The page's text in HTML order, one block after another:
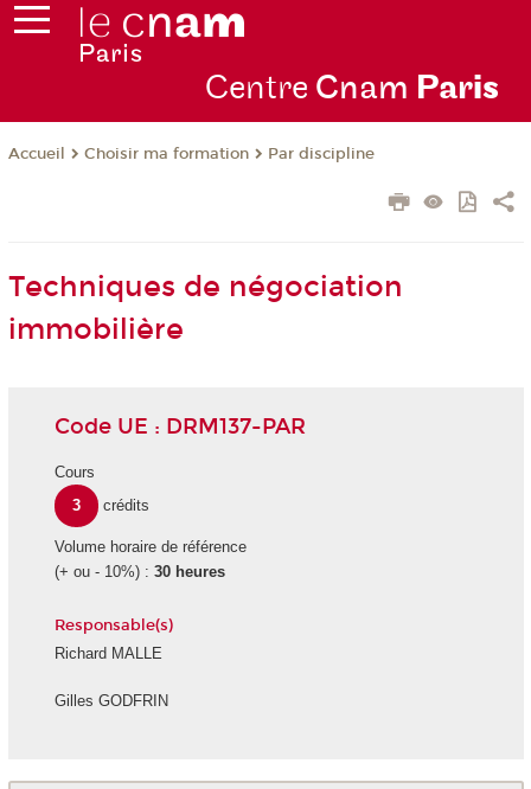
Centre Cnam Paris
Accueil Choisir ma formation Par discipline
Techniques de négociation
immobilière
Code UE : DRM137-PAR
Cours
3
crédits
Volume horaire de référence
(+ ou - 10%) : 30 heures
Responsable(s)
Richard MALLE
Gilles GODFRIN